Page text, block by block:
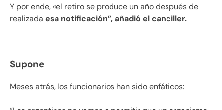
Y por ende, «el retiro se produce un año después de
realizada esa notificación”, añadió el canciller.
Supone
Meses atrás, los funcionarios han sido enfáticos: